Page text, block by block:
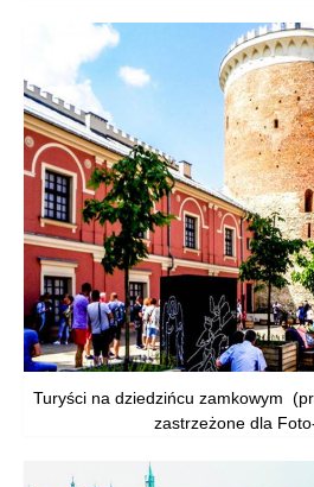
Turyści na dziedzińcu zamkowym
zastrzeżone dla